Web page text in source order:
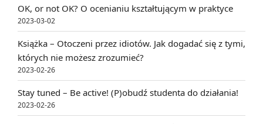
OK, or not OK? O ocenianiu kształtującym w praktyce
2023-03-02
Książka – Otoczeni przez idiotów. Jak dogadać się z tymi,
których nie możesz zrozumieć?
2023-02-26
Stay tuned – Be active! (P)obudź studenta do działania!
2023-02-26